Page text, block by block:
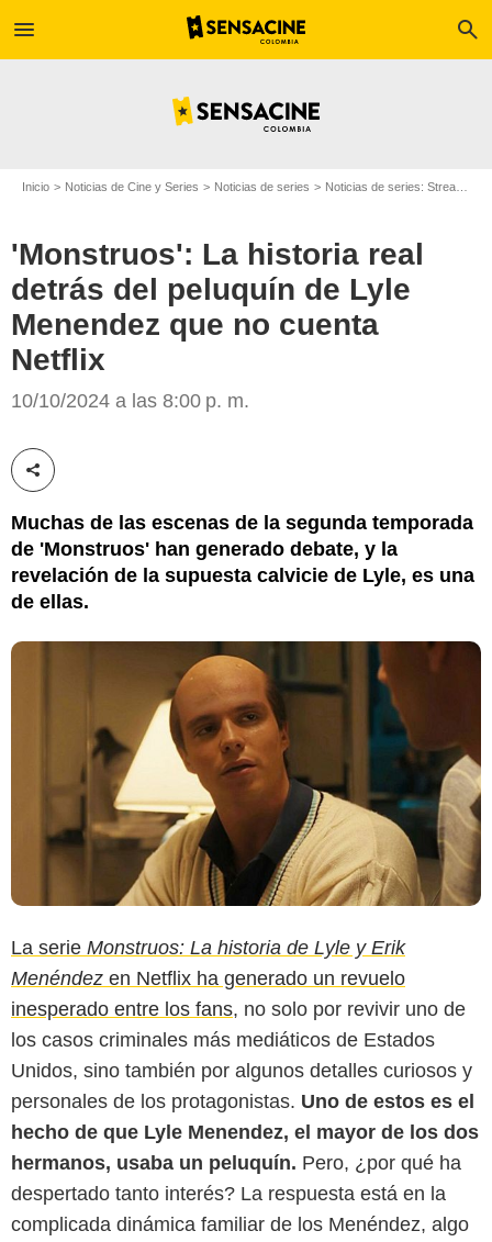
menu search
Inicio Noticias de Cine y Series Noticias de series Noticias de series: Streaming
'Monstruos': La historia real
detrás del peluquín de Lyle
Menendez que no cuenta
Netflix
10/10/2024 a las 8:00 p. m.
Compartir esta noticia
Muchas de las escenas de la segunda temporada
de 'Monstruos' han generado debate, y la
revelación de la supuesta calvicie de Lyle, es una
de ellas.
La serie Monstruos: La historia de Lyle y Erik
Menéndez en Netflix ha generado un revuelo
inesperado entre los fans, no solo por revivir uno de
los casos criminales más mediáticos de Estados
Unidos, sino también por algunos detalles curiosos y
personales de los protagonistas. Uno de estos es el
hecho de que Lyle Menendez, el mayor de los dos
hermanos, usaba un peluquín. Pero, ¿por qué ha
despertado tanto interés? La respuesta está en la
complicada dinámica familiar de los Menéndez, algo
ComingSoon.net